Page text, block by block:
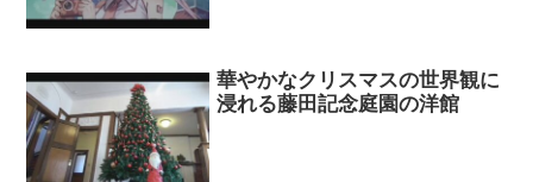
華やかなクリスマスの世界観に
浸れる藤田記念庭園の洋館